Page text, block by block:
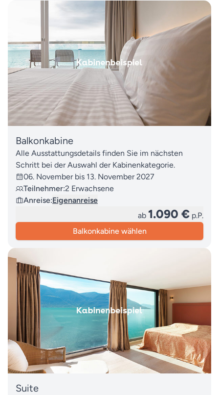
Balkonkabine
Alle Ausstattungsdetails finden Sie im nächsten
Schritt bei der Auswahl der Kabinenkategorie.
06. November bis 13. November 2027
Teilnehmer:2 Erwachsene
Anreise:Eigenanreise
ab 1.090 € p.P.
Balkonkabine wählen
Suite